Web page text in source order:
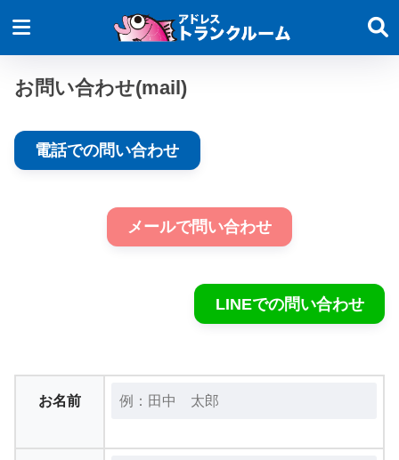
お問い合わせ(mail)
電話での問い合わせ
メールで問い合わせ
LINEでの問い合わせ
お名前